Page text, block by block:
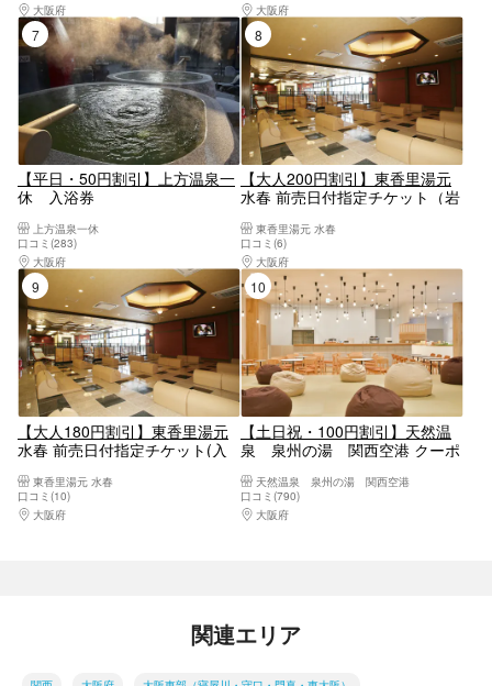
大阪府
大阪駅・梅田駅・福島・淀屋橋・本町大阪府
7位
【平日・50円割引】上方温泉一
休 入浴券
上方温泉一休
口コミ(283)
大阪府
大阪駅・梅田駅・福島・淀屋橋・本町
8位
【大人200円割引】東香里湯元
水春 前売日付指定チケット（岩
東香里湯元 水春
口コミ(6)
大阪府
9位
【大人180円割引】東香里湯元
水春 前売日付指定チケット(入
東香里湯元 水春
口コミ(10)
大阪府
大阪東部（寝屋川・守口・門真・東大阪）
10位
【土日祝・100円割引】天然温
泉 泉州の湯 関西空港 クーポ
天然温泉 泉州の湯 関西空港
口コミ(790)
大阪府
関連エリア